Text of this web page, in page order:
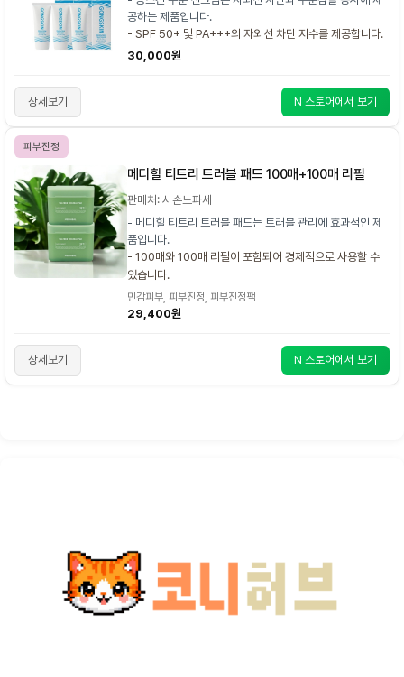
공하는 제품입니다.
- SPF 50+ 및 PA+++의 자외선 차단 지수를 제공합니다.
30,000원
상세보기 N 스토어에서 보기
피부진정
메디힐 티트리 트러블 패드 100매+100매 리필
판매처: 시손느파세
- 메디힐 티트리 트러블 패드는 트러블 관리에 효과적인 제
품입니다.
- 100매와 100매 리필이 포함되어 경제적으로 사용할 수
있습니다.
민감피부, 피부진정, 피부진정팩
29,400원
상세보기 N 스토어에서 보기